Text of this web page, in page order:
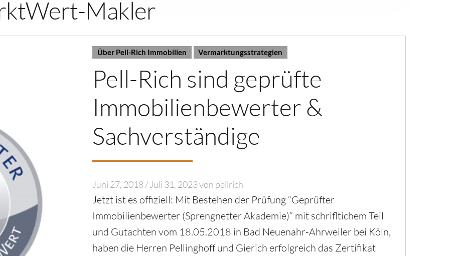
Makler
Über Pell-Rich Immobilien Vermarktungsstrategien
Pell-Rich sind geprüfte
Immobilienbewerter &
Sachverständige
Juni 27, 2018/ Juli 31, 2023von pellrich
Jetzt ist es offiziell: Mit Bestehen der Prüfung “Geprüfter
Immobilienbewerter (Sprengnetter Akademie)” mit schrifltichem Teil
und Gutachten vom 18.05.2018 in Bad Neuenahr-Ahrweiler bei Köln,
haben die Herren Pellinghoff und Gierich erfolgreich das Zertifikat